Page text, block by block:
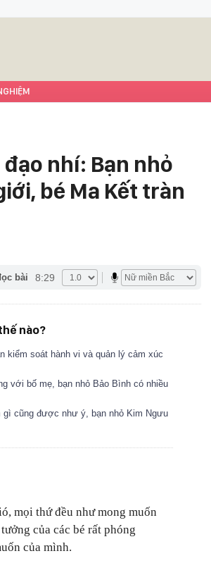
nhí: Bạn nhỏ
bé Ma Kết tràn
bài 8:29
nào?
kiểm soát hành vi và quản lý cảm xúc
với bố mẹ, bạn nhỏ Bảo Bình có nhiều
cũng được như ý, bạn nhỏ Kim Ngưu
mọi thứ đều như mong muốn
của các bé rất phóng
của mình.